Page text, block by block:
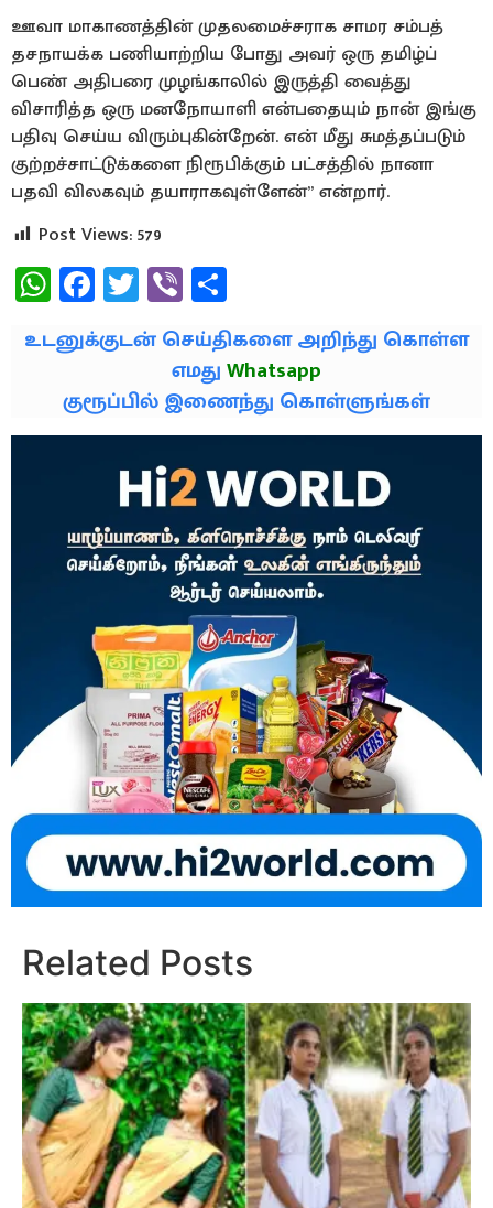
ஊவா மாகாணத்தின் முதலமைச்சராக சாமர சம்பத்
தசநாயக்க பணியாற்றிய போது அவர் ஒரு தமிழ்ப்
பெண் அதிபரை முழங்காலில் இருத்தி வைத்து
விசாரித்த ஒரு மனநோயாளி என்பதையும் நான் இங்கு
பதிவு செய்ய விரும்புகின்றேன். என் மீது சுமத்தப்படும்
குற்றச்சாட்டுக்களை நிரூபிக்கும் பட்சத்தில் நானா
பதவி விலகவும் தயாராகவுள்ளேன்” என்றார்.
Post Views:579
WhatsApp
Facebook
Twitter
Viber
உடனுக்குடன் செய்திகளை அறிந்து கொள்ள
எமதுWhatsapp
குரூப்பில் இணைந்து கொள்ளுங்கள்
Related Posts